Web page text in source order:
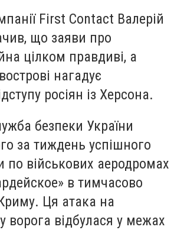
First Contact Валерій
що заяви про
цілком правдиві, а
нагадує
росіян із Херсона.
безпеки України
за тиждень успішного
по військових аеродромах
в тимчасово
Ця атака на
ворога відбулася у межах